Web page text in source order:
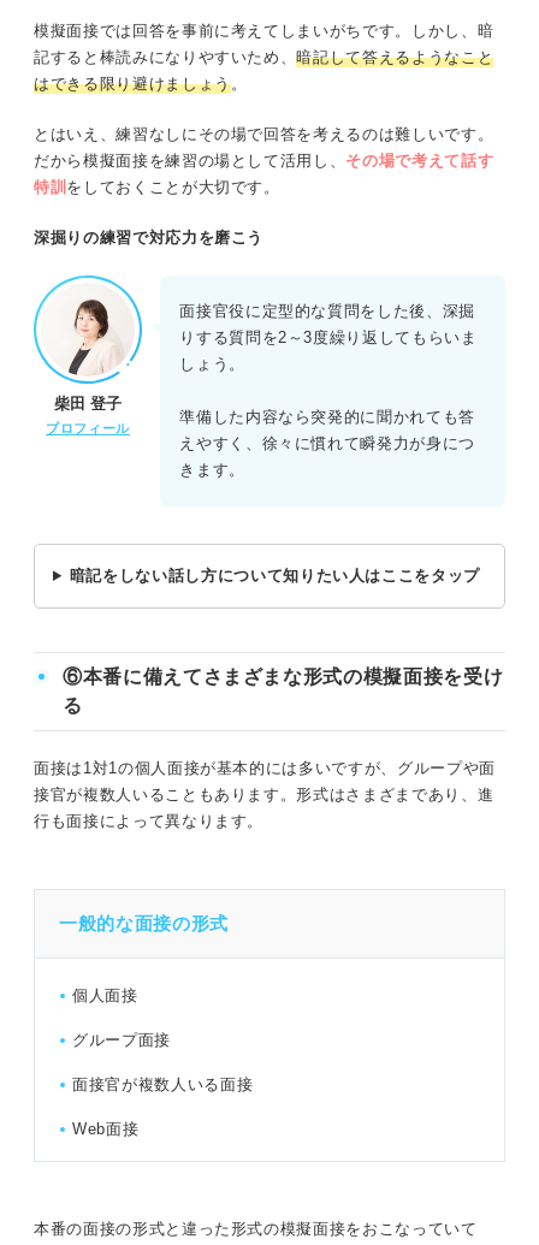
模擬面接では回答を事前に考えてしまいがちです。しかし、暗
記すると棒読みになりやすいため、暗記して答えるようなこと
はできる限り避けましょう。
とはいえ、練習なしにその場で回答を考えるのは難しいです。
だから模擬面接を練習の場として活用し、 その場で考えて話す
特訓 をしておくことが大切です。
深掘りの練習で対応力を磨こう
柴田 登子
プロフィール
面接官役に定型的な質問をした後、深掘
りする質問を2～3度繰り返してもらいま
しょう。
準備した内容なら突発的に聞かれても答
えやすく、徐々に慣れて瞬発力が身につ
きます。
暗記をしない話し方について知りたい人はここをタップ
⑥本番に備えてさまざまな形式の模擬面接を受け
る
面接は1対1の個人面接が基本的には多いですが、グループや面
接官が複数人いることもあります。形式はさまざまであり、進
行も面接によって異なります。
一般的な面接の形式
個人面接
グループ面接
面接官が複数人いる面接
Web面接
本番の面接の形式と違った形式の模擬面接をおこなっていて